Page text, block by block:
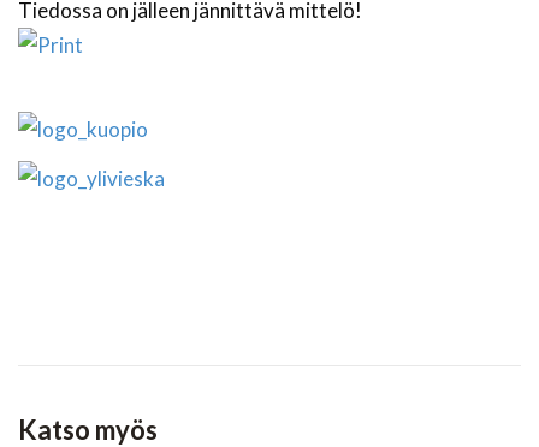
Tiedossa on jälleen jännittävä mittelö!
Katso myös